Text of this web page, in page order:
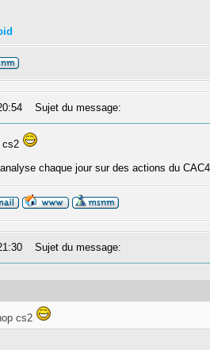
Sujet du message:
cs2
chaque jour sur des actions du
Sujet du message:
cs2